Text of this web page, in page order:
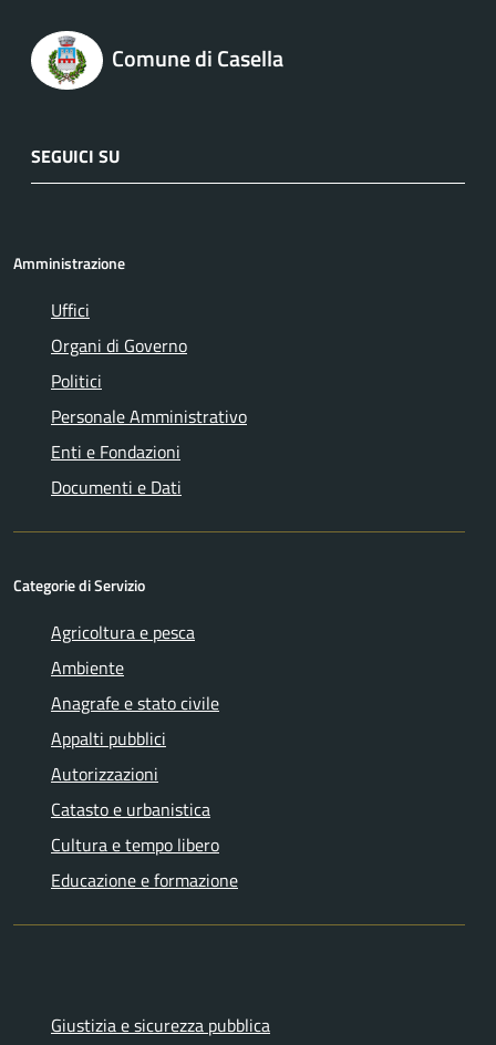
Comune di Casella
SEGUICI SU
Amministrazione
Uffici
Organi di Governo
Politici
Personale Amministrativo
Enti e Fondazioni
Documenti e Dati
Categorie di Servizio
Agricoltura e pesca
Ambiente
Anagrafe e stato civile
Appalti pubblici
Autorizzazioni
Catasto e urbanistica
Cultura e tempo libero
Educazione e formazione
Giustizia e sicurezza pubblica